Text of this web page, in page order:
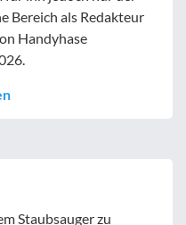
Bereich als Redakteur
Handyhase
Staubsauger zu